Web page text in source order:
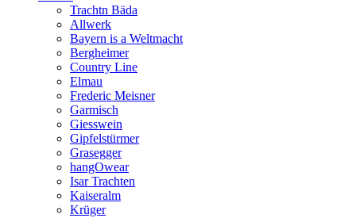
Trachtn Bäda
Allwerk
Bayern is a Weltmacht
Bergheimer
Country Line
Elmau
Frederic Meisner
Garmisch
Giesswein
Gipfelstürmer
Grasegger
hangOwear
Isar Trachten
Kaiseralm
Krüger